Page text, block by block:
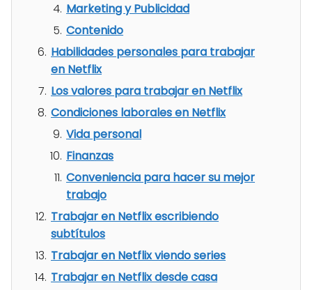
Marketing y Publicidad
Contenido
Habilidades personales para trabajar
en Netflix
Los valores para trabajar en Netflix
Condiciones laborales en Netflix
Vida personal
Finanzas
Conveniencia para hacer su mejor
trabajo
Trabajar en Netflix escribiendo
subtítulos
Trabajar en Netflix viendo series
Trabajar en Netflix desde casa